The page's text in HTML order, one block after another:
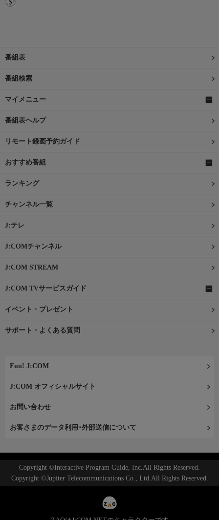
番組表
番組検索
マイメニュー
番組表ヘルプ
リモート録画予約ガイド
おすすめ番組
ランキング
チャンネル一覧
J:テレ
J:COMチャンネル
J:COM STREAM
J:COM TVサービスガイド
イベント・プレゼント
サポート・よくある質問
Fun! J:COM
J:COM オフィシャルサイト
お問い合わせ
お客さまのデータ利用･外部送信について
Copyright ©Interactive Program Guide, Inc.All Rights Reserved.
Copyright ©Jupiter Telecommunications Co., Ltd.All Rights Reserved.